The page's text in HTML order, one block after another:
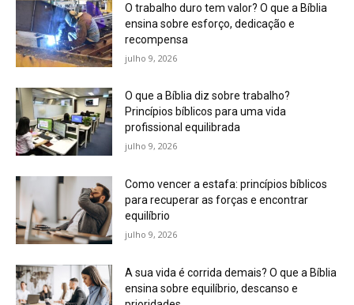
O trabalho duro tem valor? O que a Bíblia
ensina sobre esforço, dedicação e
recompensa
julho 9, 2026
O que a Bíblia diz sobre trabalho?
Princípios bíblicos para uma vida
profissional equilibrada
julho 9, 2026
Como vencer a estafa: princípios bíblicos
para recuperar as forças e encontrar
equilíbrio
julho 9, 2026
A sua vida é corrida demais? O que a Bíblia
ensina sobre equilíbrio, descanso e